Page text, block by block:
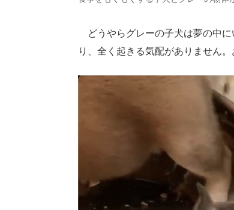
どうやらグレーの子犬は夢の中に
り、全く起きる気配がありません